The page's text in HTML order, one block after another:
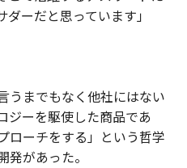
ーだと思っています」
うまでもなく他社にはない
ジーを駆使した商品であ
ローチをする」という哲学
があった。